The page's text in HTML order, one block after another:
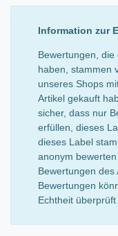
Information zur
Bewertungen, die
haben, stammen
unseres Shops
Artikel gekauft
sicher, dass nur
erfüllen, dieses
dieses Label
anonym
Bewertungen des
Bewertungen
Echtheit überprüft